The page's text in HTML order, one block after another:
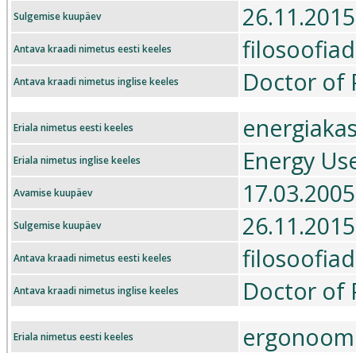
Sulgemise kuupäev 26.11.2015
Antava kraadi nimetus eesti keeles
Antava kraadi nimetus inglise keeles Doctor of
Eriala nimetus eesti keeles
Eriala nimetus inglise keeles Energy
Avamise kuupäev 17.03.2005
Sulgemise kuupäev 26.11.2015
Antava kraadi nimetus eesti keeles
Antava kraadi nimetus inglise keeles Doctor of
Eriala nimetus eesti keeles